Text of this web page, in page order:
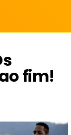
fim!